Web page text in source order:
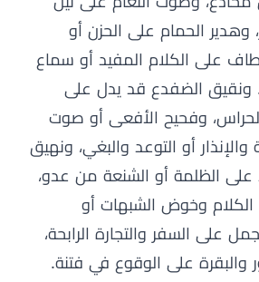
وهدير الحمام على الحزن أو
على الكلام المفيد أو سماع
ونقيق الضفدع قد يدل على
وفحيح الأفعى أو صوت
والإنذار أو التوعد والبغي، ونهيق
على الظلمة أو الشنعة من عدو،
وخوض الشبهات أو
على السفر والتجارة الرابحة،
والبقرة على الوقوع في فتنة.